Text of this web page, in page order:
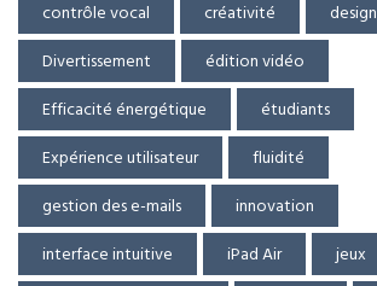
contrôle vocal
créativité
design
Divertissement
édition vidéo
Efficacité énergétique
étudiants
Expérience utilisateur
fluidité
gestion des e-mails
innovation
interface intuitive
iPad Air
jeux